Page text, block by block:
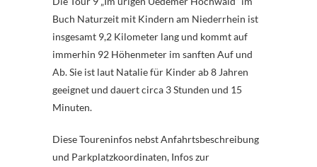
Buch Naturzeit mit Kindern am Niederrhein ist
insgesamt 9,2 Kilometer lang und kommt auf
immerhin 92 Höhenmeter im sanften Auf und
Ab. Sie ist laut Natalie für Kinder ab 8 Jahren
geeignet und dauert circa 3 Stunden und 15
Minuten.
Diese Toureninfos nebst Anfahrtsbeschreibung
und Parkplatzkoordinaten, Infos zur